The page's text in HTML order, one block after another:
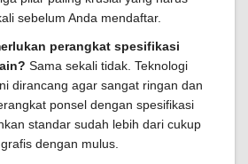
sebelum Anda mendaftar.
perangkat spesifikasi
Sama sekali tidak. Teknologi
dirancang agar sangat ringan dan
ponsel dengan spesifikasi
standar sudah lebih dari cukup
dengan mulus.